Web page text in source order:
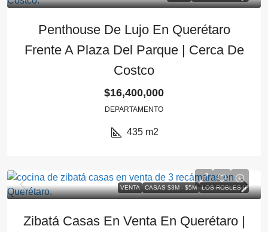
Penthouse De Lujo En Querétaro
Frente A Plaza Del Parque | Cerca De
Costco
$16,400,000
DEPARTAMENTO
435 m2
VENTA CASAS $3M - $5M LOS ROBLES II
Zibatá Casas En Venta En Querétaro |